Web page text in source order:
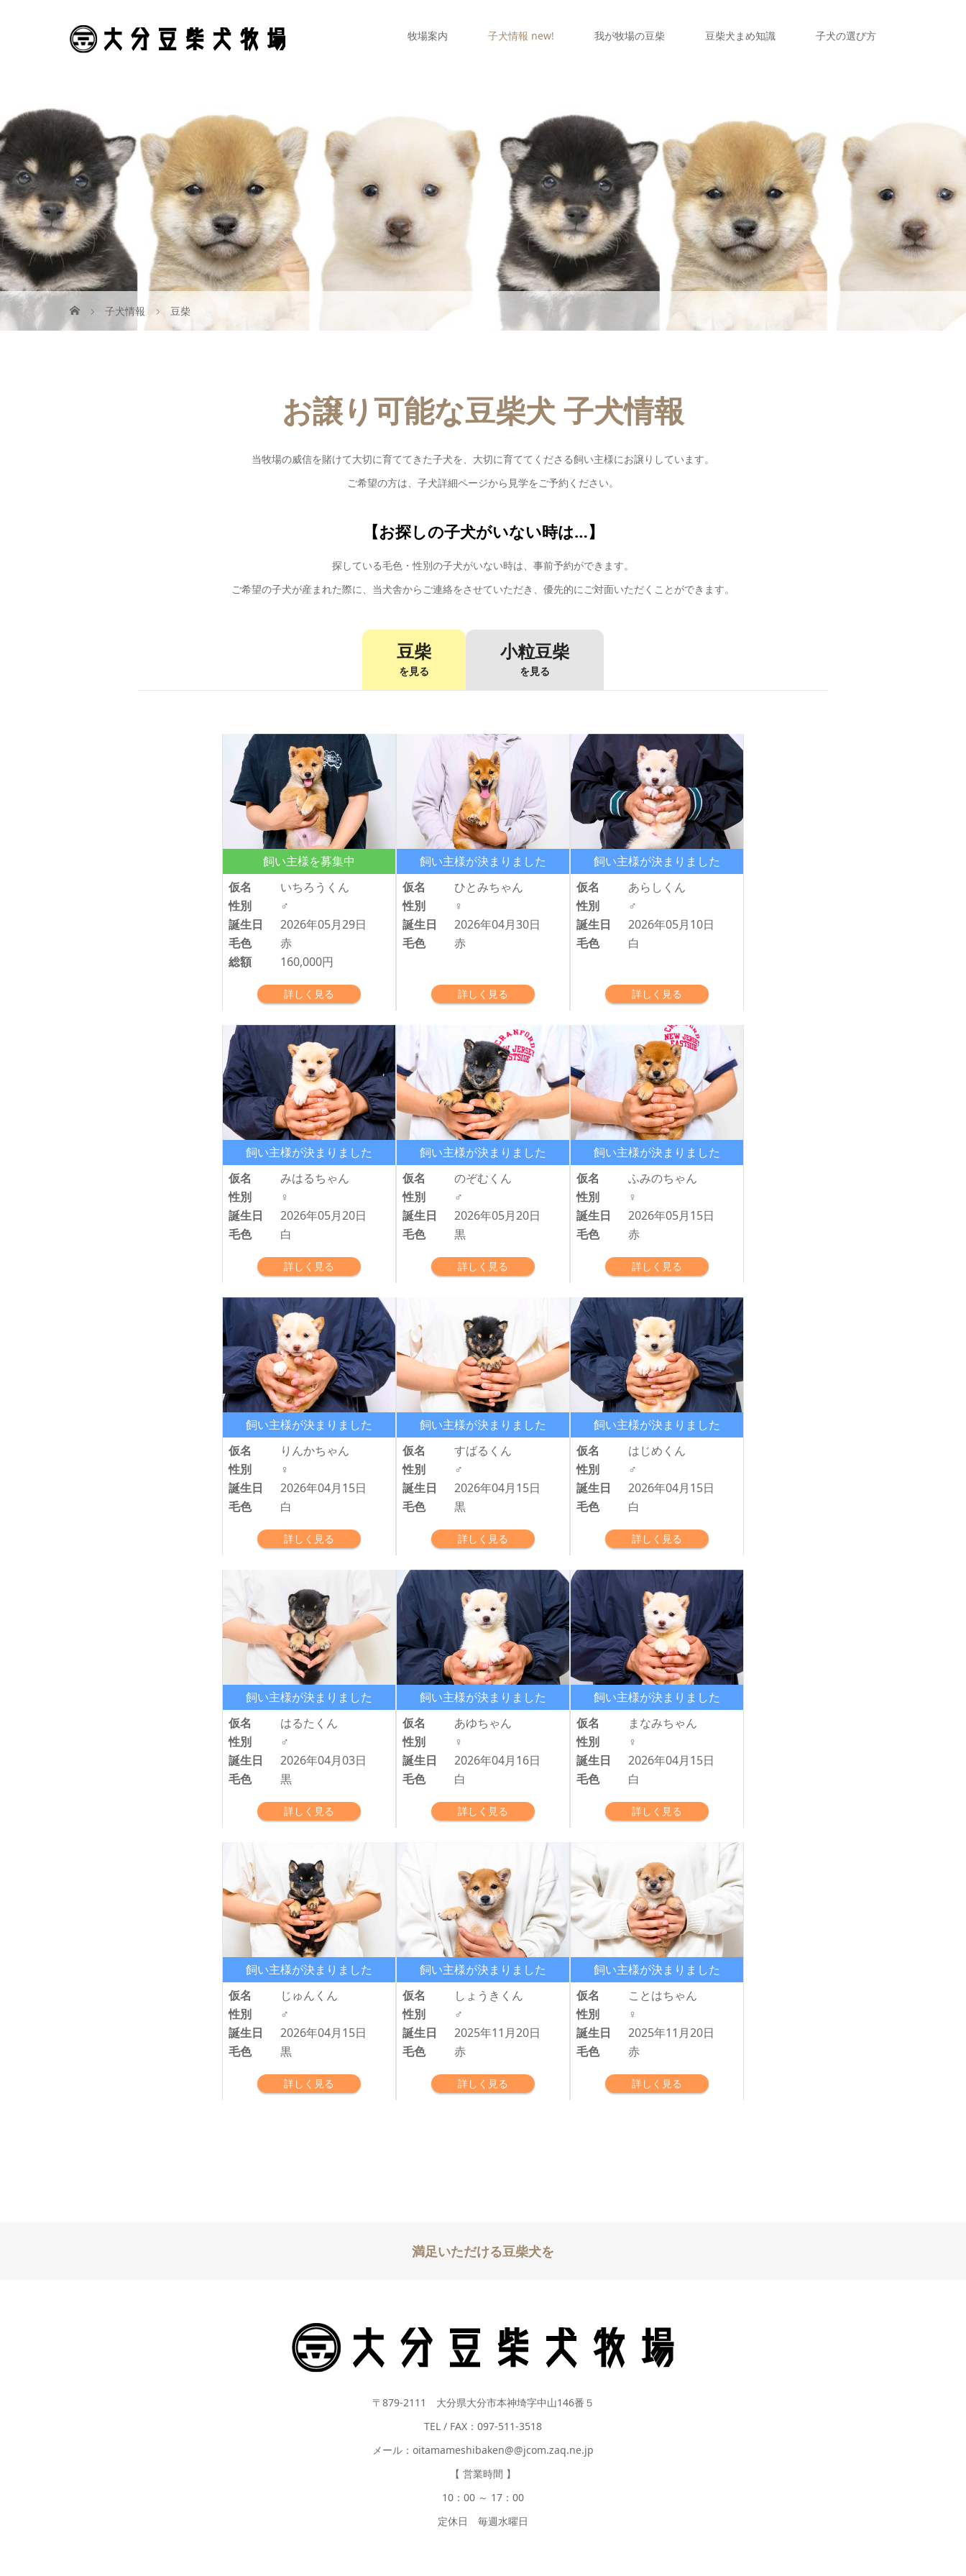
牧場案内 子犬情報 new! 我が牧場の豆柴 豆柴犬まめ知識 子犬の選び方
子犬情報 豆柴
お譲り可能な豆柴犬 子犬情報
当牧場の威信を賭けて大切に育ててきた子犬を、大切に育ててくださる飼い主様にお譲りしています。
ご希望の方は、子犬詳細ページから見学をご予約ください。
【お探しの子犬がいない時は…】
探している毛色・性別の子犬がいない時は、事前予約ができます。
ご希望の子犬が産まれた際に、当犬舎からご連絡をさせていただき、優先的にご対面いただくことができます。
豆柴
を見る
小粒豆柴
を見る
飼い主様を募集中
仮名
いちろうくん
性別
♂
誕生日
2026年05月29日
毛色
赤
総額
160,000円
詳しく見る
飼い主様が決まりました
仮名
ひとみちゃん
性別
♀
誕生日
2026年04月30日
毛色
赤
詳しく見る
飼い主様が決まりました
仮名
あらしくん
性別
♂
誕生日
2026年05月10日
毛色
白
詳しく見る
飼い主様が決まりました
仮名
みはるちゃん
性別
♀
誕生日
2026年05月20日
毛色
白
詳しく見る
飼い主様が決まりました
仮名
のぞむくん
性別
♂
誕生日
2026年05月20日
毛色
黒
詳しく見る
飼い主様が決まりました
仮名
ふみのちゃん
性別
♀
誕生日
2026年05月15日
毛色
赤
詳しく見る
飼い主様が決まりました
仮名
りんかちゃん
性別
♀
誕生日
2026年04月15日
毛色
白
詳しく見る
飼い主様が決まりました
仮名
すばるくん
性別
♂
誕生日
2026年04月15日
毛色
黒
詳しく見る
飼い主様が決まりました
仮名
はじめくん
性別
♂
誕生日
2026年04月15日
毛色
白
詳しく見る
飼い主様が決まりました
仮名
はるたくん
性別
♂
誕生日
2026年04月03日
毛色
黒
詳しく見る
飼い主様が決まりました
仮名
あゆちゃん
性別
♀
誕生日
2026年04月16日
毛色
白
詳しく見る
飼い主様が決まりました
仮名
まなみちゃん
性別
♀
誕生日
2026年04月15日
毛色
白
詳しく見る
飼い主様が決まりました
仮名
じゅんくん
性別
♂
誕生日
2026年04月15日
毛色
黒
詳しく見る
飼い主様が決まりました
仮名
しょうきくん
性別
♂
誕生日
2025年11月20日
毛色
赤
詳しく見る
飼い主様が決まりました
仮名
ことはちゃん
性別
♀
誕生日
2025年11月20日
毛色
赤
詳しく見る
満足いただける豆柴犬を
〒879-2111 大分県大分市本神埼字中山146番５
TEL / FAX：097-511-3518
メール：oitamameshibaken@@jcom.zaq.ne.jp
【 営業時間 】
10：00 ～ 17：00
定休日 毎週水曜日